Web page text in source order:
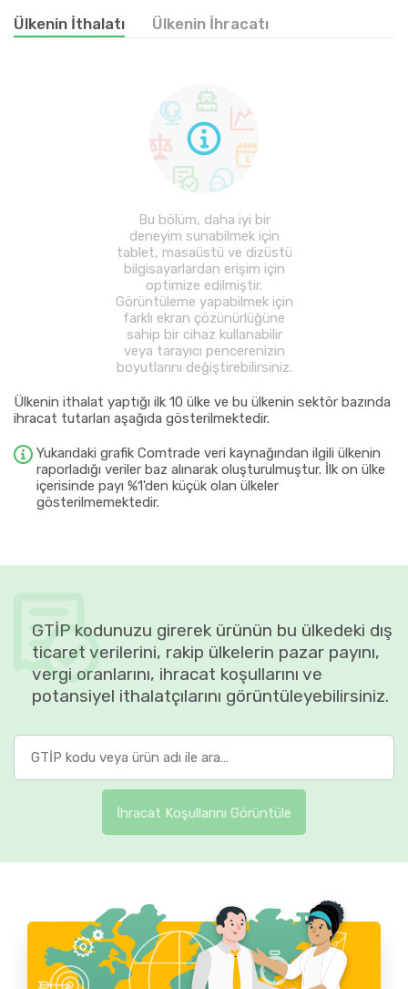
Ülkenin İthalatı Ülkenin İhracatı
Bu bölüm, daha iyi bir
deneyim sunabilmek için
tablet, masaüstü ve dizüstü
bilgisayarlardan erişim için
optimize edilmiştir.
Görüntüleme yapabilmek için
farklı ekran çözünürlüğüne
sahip bir cihaz kullanabilir
veya tarayıcı pencerenizin
boyutlarını değiştirebilirsiniz.
Ülkenin ithalat yaptığı ilk 10 ülke ve bu ülkenin sektör bazında
ihracat tutarları aşağıda gösterilmektedir.
Yukarıdaki grafik Comtrade veri kaynağından ilgili ülkenin
raporladığı veriler baz alınarak oluşturulmuştur. İlk on ülke
içerisinde payı %1'den küçük olan ülkeler
gösterilmemektedir.
GTİP kodunuzu girerek ürünün bu ülkedeki dış
ticaret verilerini, rakip ülkelerin pazar payını,
vergi oranlarını, ihracat koşullarını ve
potansiyel ithalatçılarını görüntüleyebilirsiniz.
İhracat Koşullarını Görüntüle